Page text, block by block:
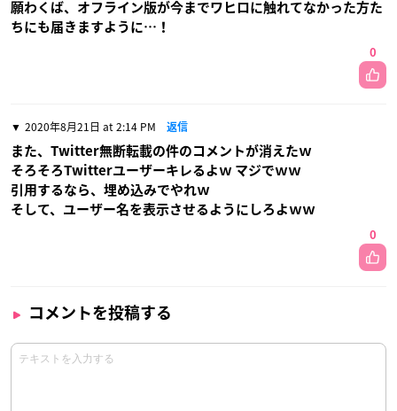
願わくば、オフライン版が今までワヒロに触れてなかった方た
ちにも届きますように…！
0
2020年8月21日 at 2:14 PM 返信
また、Twitter無断転載の件のコメントが消えたｗ
そろそろTwitterユーザーキレるよｗ マジでｗｗ
引用するなら、埋め込みでやれｗ
そして、ユーザー名を表示させるようにしろよｗｗ
0
コメントを投稿する